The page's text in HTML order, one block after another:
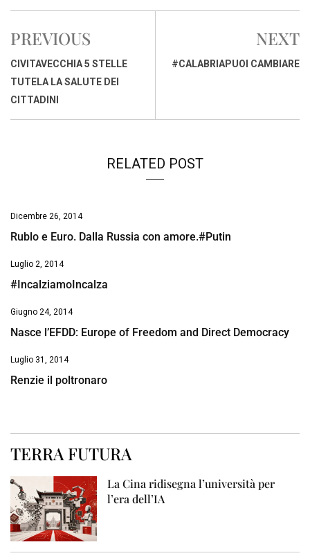
c
b
o
o
k
a
s
A
p
n
d
I
r
d
a
p
i
i
PREVIOUS
CIVITAVECCHIA 5 STELLE
TUTELA LA SALUTE DEI
CITTADINI
NEXT
#CALABRIAPUOI CAMBIARE
RELATED POST
Dicembre 26, 2014
Rublo e Euro. Dalla Russia con amore.#Putin
Luglio 2, 2014
#IncalziamoIncalza
Giugno 24, 2014
Nasce l’EFDD: Europe of Freedom and Direct Democracy
Luglio 31, 2014
Renzie il poltronaro
TERRA FUTURA
La Cina ridisegna l’università per
l’era dell’IA